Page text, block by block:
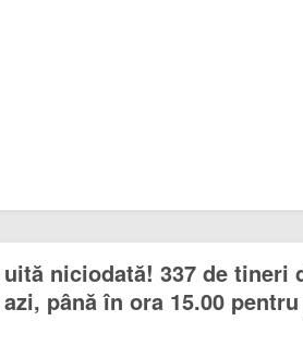
niciodată! 337 de tineri
până în ora 15.00